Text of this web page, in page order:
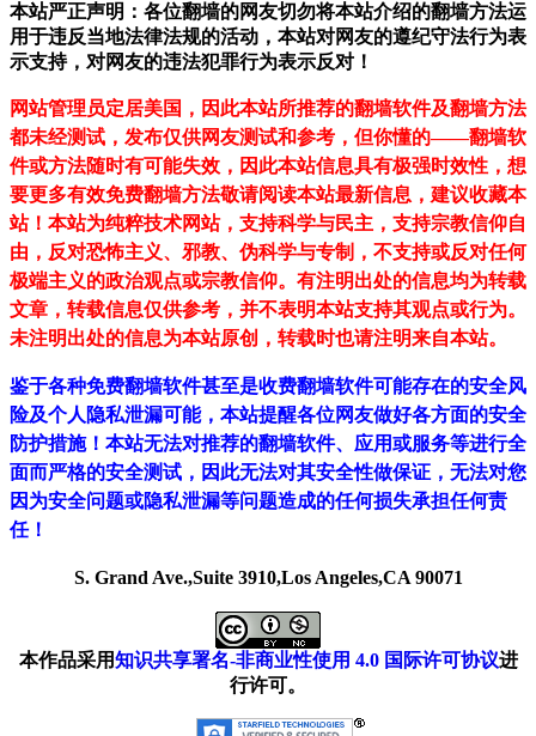
本站严正声明：各位翻墙的网友切勿将本站介绍的翻墙方法运
用于违反当地法律法规的活动，本站对网友的遵纪守法行为表
示支持，对网友的违法犯罪行为表示反对！
网站管理员定居美国，因此本站所推荐的翻墙软件及翻墙方法
都未经测试，发布仅供网友测试和参考，但你懂的——翻墙软
件或方法随时有可能失效，因此本站信息具有极强时效性，想
要更多有效免费翻墙方法敬请阅读本站最新信息，建议收藏本
站！ 本站为纯粹技术网站，支持科学与民主，支持宗教信仰自
由，反对恐怖主义、邪教、伪科学与专制，不支持或反对任何
极端主义的政治观点或宗教信仰。有注明出处的信息均为转载
文章，转载信息仅供参考，并不表明本站支持其观点或行为。
未注明出处的信息为本站原创，转载时也请注明来自本站。
鉴于各种免费翻墙软件甚至是收费翻墙软件可能存在的安全风
险及个人隐私泄漏可能，本站提醒各位网友做好各方面的安全
防护措施！本站无法对推荐的翻墙软件、应用或服务等进行全
面而严格的安全测试，因此无法对其安全性做保证，无法对您
因为安全问题或隐私泄漏等问题造成的任何损失承担任何责
任！
S. Grand Ave.,Suite 3910,Los Angeles,CA 90071
本作品采用知识共享署名-非商业性使用 4.0 国际许可协议进
行许可。